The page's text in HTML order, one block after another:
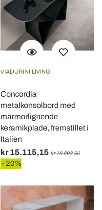
VIADURINI LIVING
Concordia
metalkonsolbord med
marmorlignende
keramikplade, fremstillet i
Italien
kr 15.115,15 kr 18.893,96
- 20%